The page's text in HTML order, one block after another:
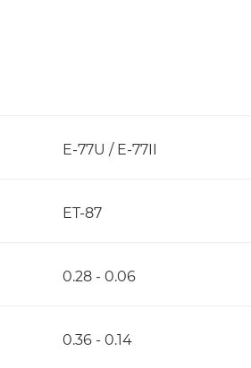
E-77U / E-77II
ET-87
0.28 - 0.06
0.36 - 0.14